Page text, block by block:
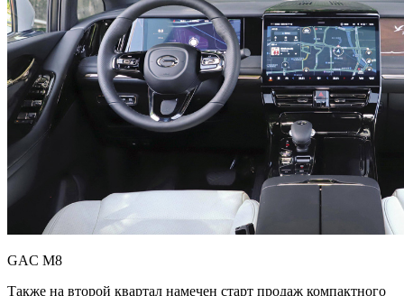
GAC M8
Также на второй квартал намечен старт продаж компактного